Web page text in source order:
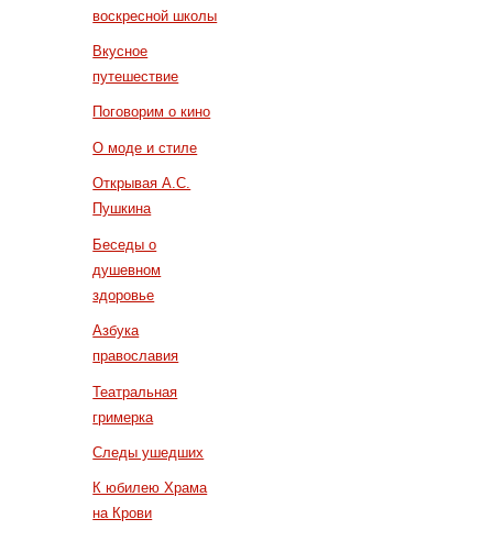
воскресной школы
Вкусное
путешествие
Поговорим о кино
О моде и стиле
Открывая А.С.
Пушкина
Беседы о
душевном
здоровье
Азбука
православия
Театральная
гримерка
Следы ушедших
К юбилею Храма
на Крови